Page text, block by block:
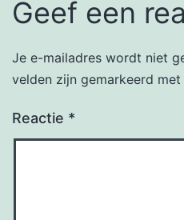
Geef een
Je e-mailadres wordt niet
velden zijn gemarkeerd met
Reactie *